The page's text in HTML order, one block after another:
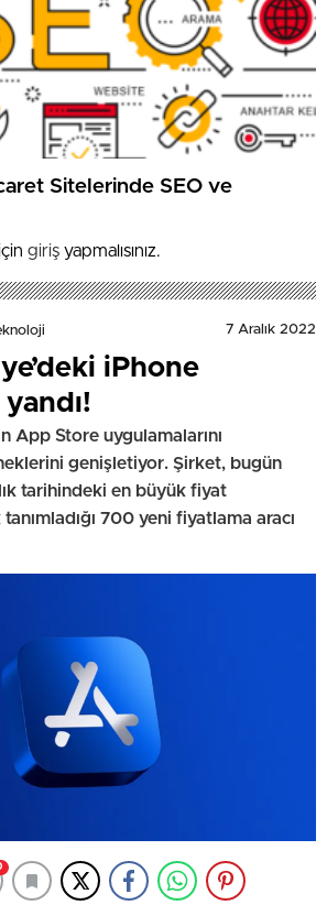
Sitelerinde SEO ve
giriş yapmalısınız.
7 Aralık 2022
iPhone
yandı!
App Store uygulamalarını
genişletiyor. Şirket, bugün
tarihindeki en büyük fiyat
700 yeni fiyatlama aracı